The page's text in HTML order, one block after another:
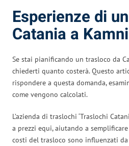
Esperienze di
Catania a
Se stai pianificando un trasloco da
chiederti quanto costerà. Questo
rispondere a questa domanda,
come vengono calcolati.
L’azienda di traslochi ‘Traslochi
a prezzi equi, aiutando a
costi del trasloco sono influenzati